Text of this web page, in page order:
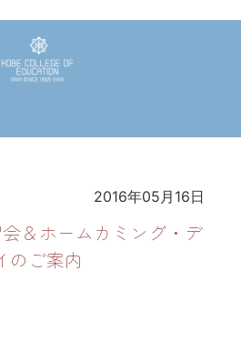
2016年05月16日
＆ホームカミング・デ
のご案内